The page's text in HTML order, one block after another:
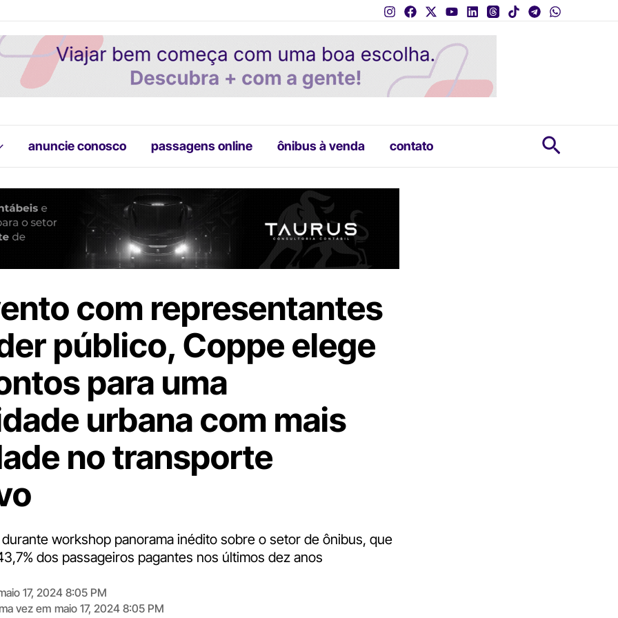
anuncie conosco passagens online ônibus à venda contato
com representantes
público, Coppe elege
para uma
urbana com mais
no transporte
workshop panorama inédito sobre o setor de ônibus, que
dos passageiros pagantes nos últimos dez anos
17, 2024 8:05 PM
vez em maio 17, 2024 8:05 PM